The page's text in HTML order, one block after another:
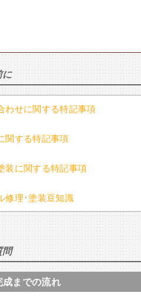
に
わせに関する特記事項
関する特記事項
装に関する特記事項
修理･塗装豆知識
問
までの流れ